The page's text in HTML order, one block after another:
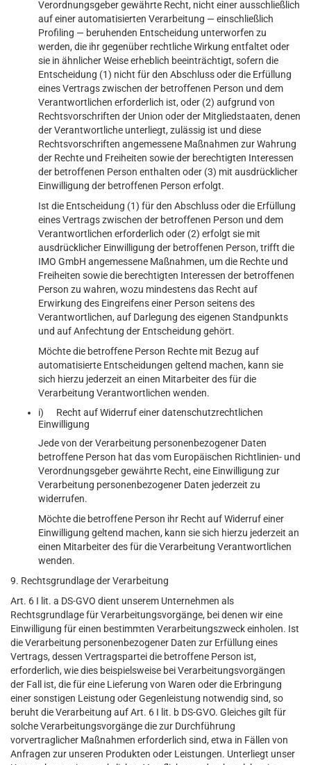
Verordnungsgeber gewährte Recht, nicht einer ausschließlich
auf einer automatisierten Verarbeitung — einschließlich
Profiling — beruhenden Entscheidung unterworfen zu
werden, die ihr gegenüber rechtliche Wirkung entfaltet oder
sie in ähnlicher Weise erheblich beeinträchtigt, sofern die
Entscheidung (1) nicht für den Abschluss oder die Erfüllung
eines Vertrags zwischen der betroffenen Person und dem
Verantwortlichen erforderlich ist, oder (2) aufgrund von
Rechtsvorschriften der Union oder der Mitgliedstaaten, denen
der Verantwortliche unterliegt, zulässig ist und diese
Rechtsvorschriften angemessene Maßnahmen zur Wahrung
der Rechte und Freiheiten sowie der berechtigten Interessen
der betroffenen Person enthalten oder (3) mit ausdrücklicher
Einwilligung der betroffenen Person erfolgt.
Ist die Entscheidung (1) für den Abschluss oder die Erfüllung
eines Vertrags zwischen der betroffenen Person und dem
Verantwortlichen erforderlich oder (2) erfolgt sie mit
ausdrücklicher Einwilligung der betroffenen Person, trifft die
IMO GmbH angemessene Maßnahmen, um die Rechte und
Freiheiten sowie die berechtigten Interessen der betroffenen
Person zu wahren, wozu mindestens das Recht auf
Erwirkung des Eingreifens einer Person seitens des
Verantwortlichen, auf Darlegung des eigenen Standpunkts
und auf Anfechtung der Entscheidung gehört.
Möchte die betroffene Person Rechte mit Bezug auf
automatisierte Entscheidungen geltend machen, kann sie
sich hierzu jederzeit an einen Mitarbeiter des für die
Verarbeitung Verantwortlichen wenden.
i) Recht auf Widerruf einer datenschutzrechtlichen
Einwilligung
Jede von der Verarbeitung personenbezogener Daten
betroffene Person hat das vom Europäischen Richtlinien- und
Verordnungsgeber gewährte Recht, eine Einwilligung zur
Verarbeitung personenbezogener Daten jederzeit zu
widerrufen.
Möchte die betroffene Person ihr Recht auf Widerruf einer
Einwilligung geltend machen, kann sie sich hierzu jederzeit an
einen Mitarbeiter des für die Verarbeitung Verantwortlichen
wenden.
9. Rechtsgrundlage der Verarbeitung
Art. 6 I lit. a DS-GVO dient unserem Unternehmen als
Rechtsgrundlage für Verarbeitungsvorgänge, bei denen wir eine
Einwilligung für einen bestimmten Verarbeitungszweck einholen. Ist
die Verarbeitung personenbezogener Daten zur Erfüllung eines
Vertrags, dessen Vertragspartei die betroffene Person ist,
erforderlich, wie dies beispielsweise bei Verarbeitungsvorgängen
der Fall ist, die für eine Lieferung von Waren oder die Erbringung
einer sonstigen Leistung oder Gegenleistung notwendig sind, so
beruht die Verarbeitung auf Art. 6 I lit. b DS-GVO. Gleiches gilt für
solche Verarbeitungsvorgänge die zur Durchführung
vorvertraglicher Maßnahmen erforderlich sind, etwa in Fällen von
Anfragen zur unseren Produkten oder Leistungen. Unterliegt unser